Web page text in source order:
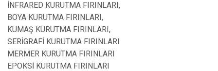
İNFRARED KURUTMA FIRINLARI,
BOYA KURUTMA FIRINLARI,
KUMAŞ KURUTMA FIRINLARI,
SERİGRAFİ KURUTMA FIRINLARI
MERMER KURUTMA FIRINLARI
EPOKSİ KURUTMA FIRINLARI